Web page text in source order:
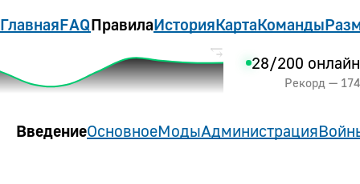
ГлавнаяFAQПравилаИсторияКартаКоманды
28/200 онлайн
Рекорд — 174
ВведениеОсновноеМодыАдминистрация